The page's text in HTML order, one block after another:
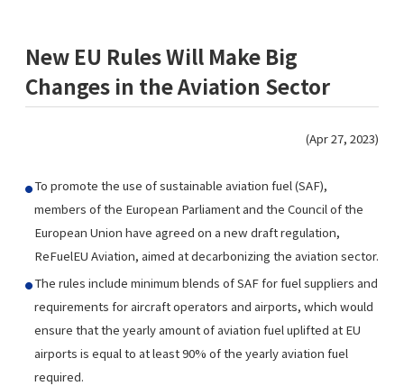
New EU Rules Will Make Big
Changes in the Aviation Sector
(Apr 27, 2023)
To promote the use of sustainable aviation fuel (SAF),
members of the European Parliament and the Council of the
European Union have agreed on a new draft regulation,
ReFuelEU Aviation, aimed at decarbonizing the aviation sector.
The rules include minimum blends of SAF for fuel suppliers and
requirements for aircraft operators and airports, which would
ensure that the yearly amount of aviation fuel uplifted at EU
airports is equal to at least 90% of the yearly aviation fuel
required.